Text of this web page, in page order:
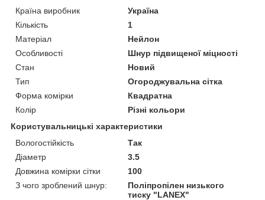
Країна виробник
Україна
Кількість
1
Матеріал
Нейлон
Особливості
Шнур підвищеної міцності
Стан
Новий
Тип
Огороджувальна сітка
Форма комірки
Квадратна
Колір
Різні кольори
Користувальницькі характеристики
Вологостійкість
Так
Діаметр
3.5
Довжина комірки сітки
100
З чого зроблений шнур:
Поліпропілен низького
тиску "LANEX"